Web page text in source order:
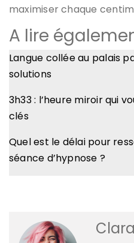
maximiser chaque
A lire
Langue collée au palais
solutions
3h33 : l’heure miroir qui
clés
Quel est le délai pour
séance d’hypnose ?